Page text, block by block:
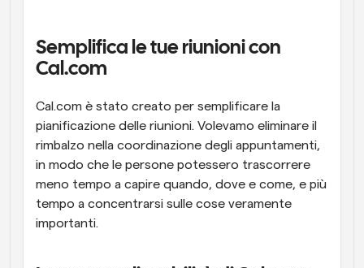
Programmazione potenziata con chiamate
supportate dall'IA
Automatizzare la pianificazione e i promemoria
Rimani aggiornato con le ultime notizie e aggiornamenti
Riunioni Instantanee
Incontrare i clienti in pochi minuti
Link di Gruppo Dinamico
Prenota senza sforzo riunioni con più persone
Semplifica le tue riunioni con
Cal.com
Cal.com è stato creato per semplificare la
pianificazione delle riunioni. Volevamo eliminare il
rimbalzo nella coordinazione degli appuntamenti,
in modo che le persone potessero trascorrere
meno tempo a capire quando, dove e come, e più
tempo a concentrarsi sulle cose veramente
importanti.